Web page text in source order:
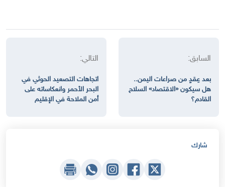
السابق:
بعد عِقدٍ من صراعات اليمن..
هل سيكون «الاقتصاد» السلاح
القادم؟
التالي:
اتجاهات التصعيد الحوثي في
البحر الأحمر وانعكاساته على
أمن الملاحة في الإقليم
شارك